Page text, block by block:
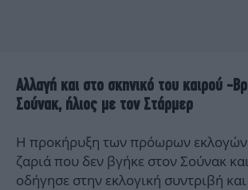
Αλλαγή και στο σκηνικό του καιρού -
Σούνακ, ήλιος με τον Στάρμερ
Η προκήρυξη των πρόωρων εκλογών
ζαριά που δεν βγήκε στον Σούνακ
οδήγησε στην εκλογική συντριβή